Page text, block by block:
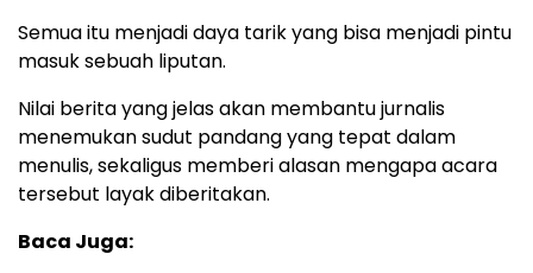
Semua itu menjadi daya tarik yang bisa menjadi pintu
masuk sebuah liputan.
Nilai berita yang jelas akan membantu jurnalis
menemukan sudut pandang yang tepat dalam
menulis, sekaligus memberi alasan mengapa acara
tersebut layak diberitakan.
Baca Juga: